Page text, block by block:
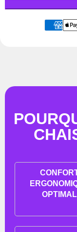
OPTIMAL